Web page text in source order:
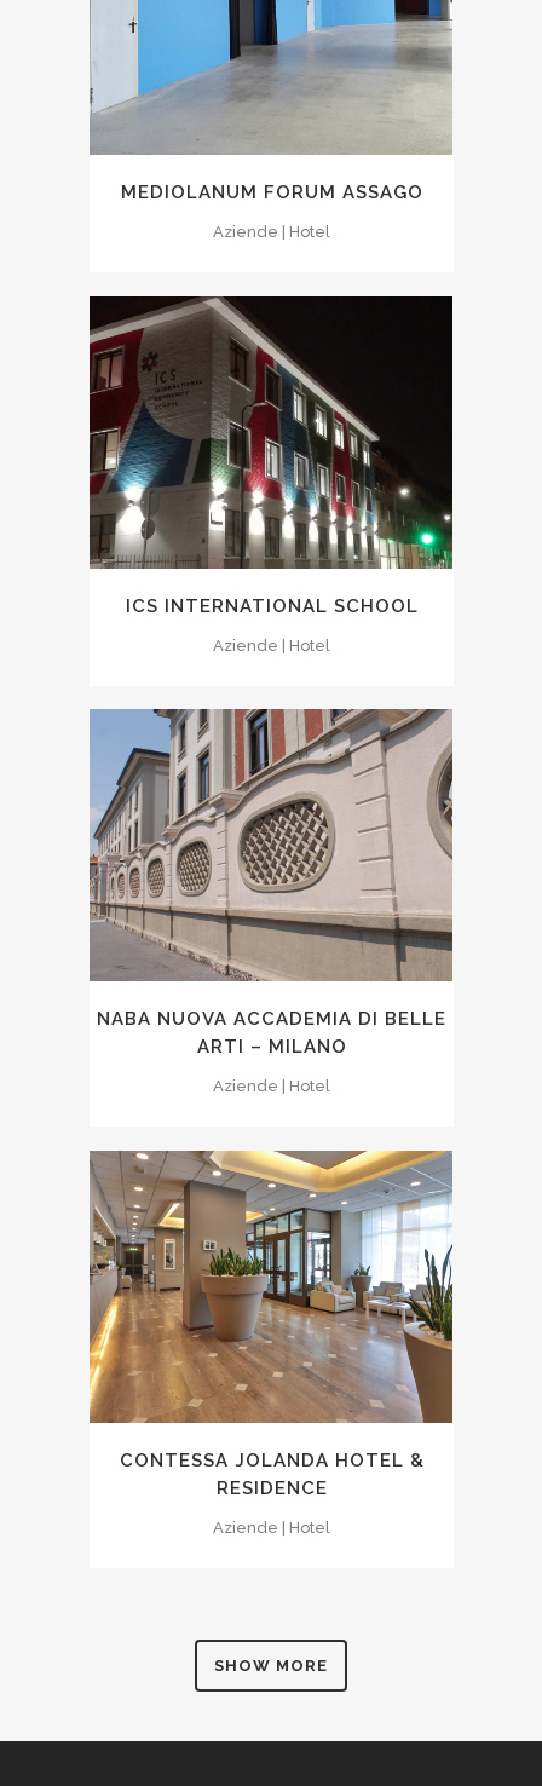
MEDIOLANUM FORUM ASSAGO
Aziende | Hotel
ICS INTERNATIONAL SCHOOL
Aziende | Hotel
NABA NUOVA ACCADEMIA DI BELLE
ARTI – MILANO
Aziende | Hotel
CONTESSA JOLANDA HOTEL &
RESIDENCE
Aziende | Hotel
SHOW MORE